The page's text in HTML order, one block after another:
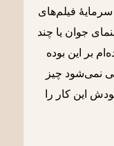
فیلم‌های
جوان یا چند
بر این بوده
نمی‌شود چیز
این کار را